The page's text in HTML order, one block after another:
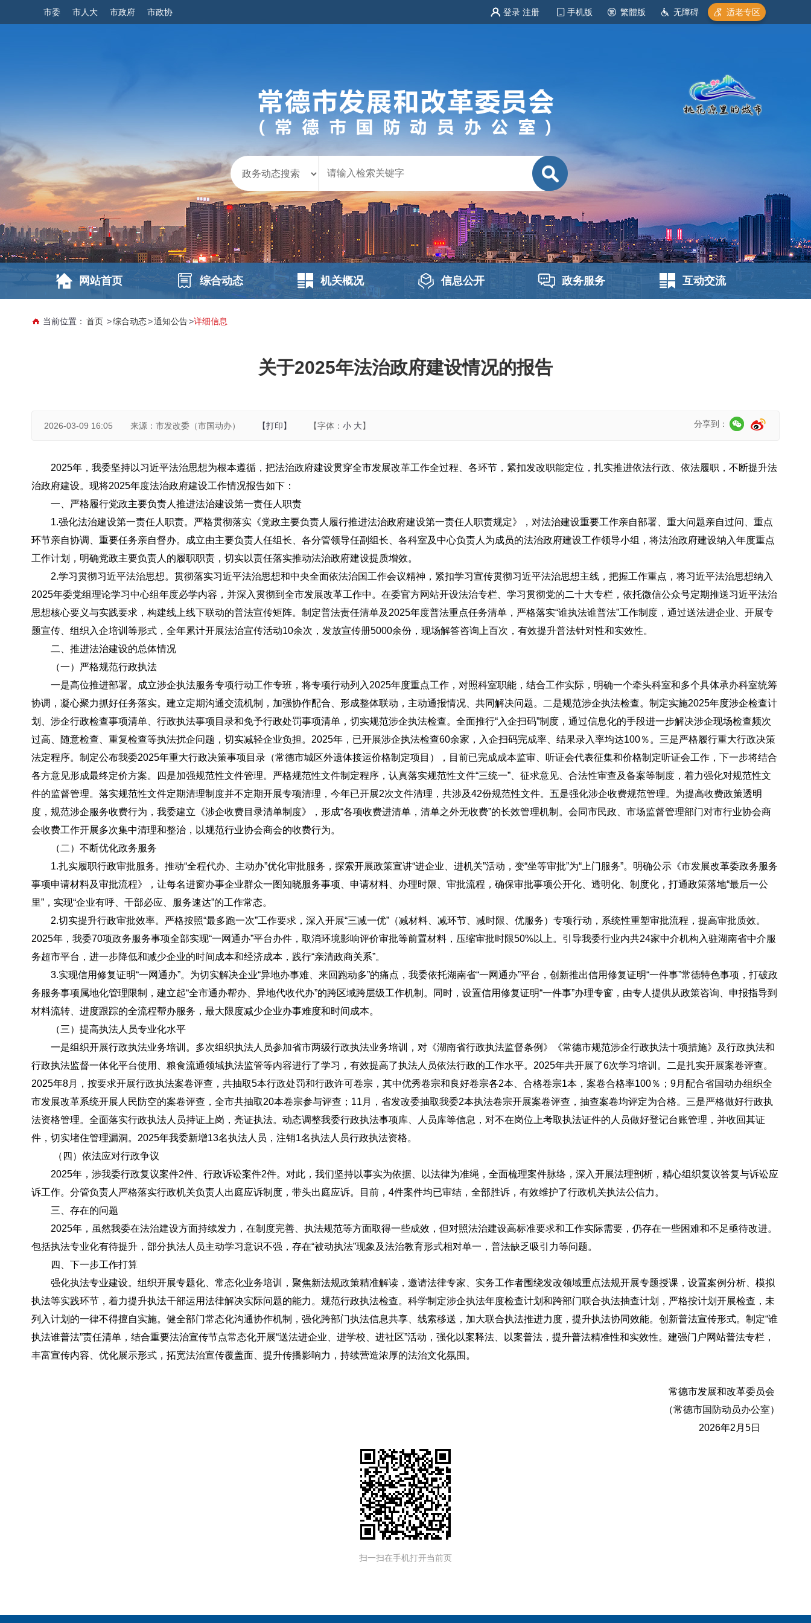
市委 市人大 市政府 市政协 登录 注册 手机版 繁體版 无障碍 适老专区
网站首页 综合动态 机关概况 信息公开 政务服务 互动交流
当前位置： 首页 >综合动态>通知公告>详细信息
关于2025年法治政府建设情况的报告
2026-03-09 16:05 来源：市发改委（市国动办） 分享到：
【打印】 【字体： 小 大】
2025年，我委坚持以习近平法治思想为根本遵循，把法治政府建设贯穿全市发展改革工作全过程、各环节，紧扣发改职能定位，扎实推进依法行政、依法履职，不断提升法
治政府建设。现将2025年度法治政府建设工作情况报告如下：
一、严格履行党政主要负责人推进法治建设第一责任人职责
1.强化法治建设第一责任人职责。严格贯彻落实《党政主要负责人履行推进法治政府建设第一责任人职责规定》，对法治建设重要工作亲自部署、重大问题亲自过问、重点
环节亲自协调、重要任务亲自督办。成立由主要负责人任组长、各分管领导任副组长、各科室及中心负责人为成员的法治政府建设工作领导小组，将法治政府建设纳入年度重点
工作计划，明确党政主要负责人的履职职责，切实以责任落实推动法治政府建设提质增效。
2.学习贯彻习近平法治思想。贯彻落实习近平法治思想和中央全面依法治国工作会议精神，紧扣学习宣传贯彻习近平法治思想主线，把握工作重点，将习近平法治思想纳入
2025年委党组理论学习中心组年度必学内容，并深入贯彻到全市发展改革工作中。在委官方网站开设法治专栏、学习贯彻党的二十大专栏，依托微信公众号定期推送习近平法治
思想核心要义与实践要求，构建线上线下联动的普法宣传矩阵。制定普法责任清单及2025年度普法重点任务清单，严格落实“谁执法谁普法”工作制度，通过送法进企业、开展专
题宣传、组织入企培训等形式，全年累计开展法治宣传活动10余次，发放宣传册5000余份，现场解答咨询上百次，有效提升普法针对性和实效性。
二、推进法治建设的总体情况
（一）严格规范行政执法
一是高位推进部署。
成立涉企执法服务专项行动工作专班，将专项行动列入2025年度重点工作，对照科室职能，结合工作实际，明确一个牵头科室和多个具体承办科室统筹
协调，凝心聚力抓好任务落实。建立定期沟通交流机制，加强协作配合、形成整体联动，主动通报情况、共同解决问题。
二是规范涉企执法检查。 制定实施2025年度涉企检查计
划、涉企行政检查事项清单、行政执法事项目录和免予行政处罚事项清单，切实规范涉企执法检查。全面推行“入企扫码”制度，通过信息化的手段进一步解决涉企现场检查频次
过高、随意检查、重复检查等执法扰企问题，切实减轻企业负担。2025年，已开展涉企执法检查60余家，入企扫码完成率、结果录入率均达100％。 三是严格履行重大行政决策
法定程序。 制定公布我委2025年重大行政决策事项目录（常德市城区外遗体接运价格制定项目），目前已完成成本监审、听证会代表征集和价格制定听证会工作，下一步将结合
各方意见形成最终定价方案。
四是加强规范性文件管理。 严格规范性文件制定程序，认真落实规范性文件“三统一”、征求意见、合法性审查及备案等制度，着力强化对规范性文
件的监督管理。落实规范性文件定期清理制度并不定期开展专项清理，今年已开展2次文件清理，共涉及42份规范性文件。 五是强化涉企收费规范管理。 为提高收费政策透明
度，规范涉企服务收费行为，我委建立《涉企收费目录清单制度》，形成“各项收费进清单，清单之外无收费”的长效管理机制。会同市民政、市场监督管理部门对市行业协会商
会收费工作开展多次集中清理和整治，以规范行业协会商会的收费行为。
（二）不断优化政务服务
1.扎实履职行政审批服务。 推动“全程代办、主动办”优化审批服务，探索开展政策宣讲“进企业、进机关”活动，变“坐等审批”为“上门服务”。明确公示《市发展改革委政务服务
事项申请材料及审批流程》，让每名进窗办事企业群众一图知晓服务事项、申请材料、办理时限、审批流程，确保审批事项公开化、透明化、制度化，打通政策落地“最后一公
里”，实现“企业有呼、干部必应、服务速达”的工作常态。
2.切实提升行政审批效率。 严格按照“最多跑一次”工作要求，深入开展“三减一优”（减材料、减环节、减时限、优服务）专项行动，系统性重塑审批流程，提高审批质效。
2025年，我委70项政务服务事项全部实现“一网通办”平台办件，取消环境影响评价审批等前置材料，压缩审批时限50%以上。引导我委行业内共24家中介机构入驻湖南省中介服
务超市平台，进一步降低和减少企业的时间成本和经济成本，践行“亲清政商关系”。
3.实现信用修复证明“一网通办”。 为切实解决企业“异地办事难、来回跑动多”的痛点，我委依托湖南省“一网通办”平台，创新推出信用修复证明“一件事”常德特色事项，打破政
务服务事项属地化管理限制，建立起“全市通办帮办、异地代收代办”的跨区域跨层级工作机制。同时，设置信用修复证明“一件事”办理专窗，由专人提供从政策咨询、申报指导到
材料流转、进度跟踪的全流程帮办服务，最大限度减少企业办事难度和时间成本。
（三）提高执法人员专业化水平
一是组织开展行政执法业务培训。 多次组织执法人员参加省市两级行政执法业务培训，对《湖南省行政执法监督条例》《常德市规范涉企行政执法十项措施》及行政执法和
行政执法监督一体化平台使用、粮食流通领域执法监管等内容进行了学习，有效提高了执法人员依法行政的工作水平。2025年共开展了6次学习培训。
二是扎实开展案卷评查。
2025年8月，按要求开展行政执法案卷评查，共抽取5本行政处罚和行政许可卷宗，其中优秀卷宗和良好卷宗各2本、合格卷宗1本，案卷合格率100％；9月配合省国动办组织全
市发展改革系统开展人民防空的案卷评查，全市共抽取20本卷宗参与评查；11月，省发改委抽取我委2本执法卷宗开展案卷评查，抽查案卷均评定为合格。 三是严格做好行政执
法资格管理。 全面落实行政执法人员持证上岗，亮证执法。动态调整我委行政执法事项库、人员库等信息，对不在岗位上考取执法证件的人员做好登记台账管理，并收回其证
件，切实堵住管理漏洞。2025年我委新增13名执法人员，注销1名执法人员行政执法资格。
（四）依法应对行政争议
2025年，涉我委行政复议案件2件、行政诉讼案件2件。对此，我们坚持以事实为依据、以法律为准绳，全面梳理案件脉络，深入开展法理剖析，精心组织复议答复与诉讼应
诉工作。分管负责人严格落实行政机关负责人出庭应诉制度，带头出庭应诉。目前，4件案件均已审结，全部胜诉，有效维护了行政机关执法公信力。
三、存在的问题
2025年，虽然我委在法治建设方面持续发力，在制度完善、执法规范等方面取得一些成效，但对照法治建设高标准要求和工作实际需要，仍存在一些困难和不足亟待改进。
包括执法专业化有待提升，部分执法人员主动学习意识不强，存在“被动执法”现象及法治教育形式相对单一，普法缺乏吸引力等问题。
四、下一步工作打算
强化执法专业建设。组织开展专题化、常态化业务培训，聚焦新法规政策精准解读，邀请法律专家、实务工作者围绕发改领域重点法规开展专题授课，设置案例分析、模拟
执法等实践环节，着力提升执法干部运用法律解决实际问题的能力。规范行政执法检查。科学制定涉企执法年度检查计划和跨部门联合执法抽查计划，严格按计划开展检查，未
列入计划的一律不得擅自实施。健全部门常态化沟通协作机制，强化跨部门执法信息共享、线索移送，加大联合执法推进力度，提升执法协同效能。创新普法宣传形式。制定“谁
执法谁普法”责任清单，结合重要法治宣传节点常态化开展“送法进企业、进学校、进社区”活动，强化以案释法、以案普法，提升普法精准性和实效性。建强门户网站普法专栏，
丰富宣传内容、优化展示形式，拓宽法治宣传覆盖面、提升传播影响力，持续营造浓厚的法治文化氛围。
常德市发展和改革委员会
（常德市国防动员办公室）
2026年2月5日
扫一扫在手机打开当前页